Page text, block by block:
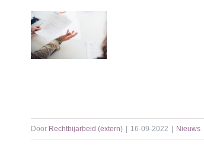
Door Rechtbijarbeid (extern) 16-09-2022 Nieuws